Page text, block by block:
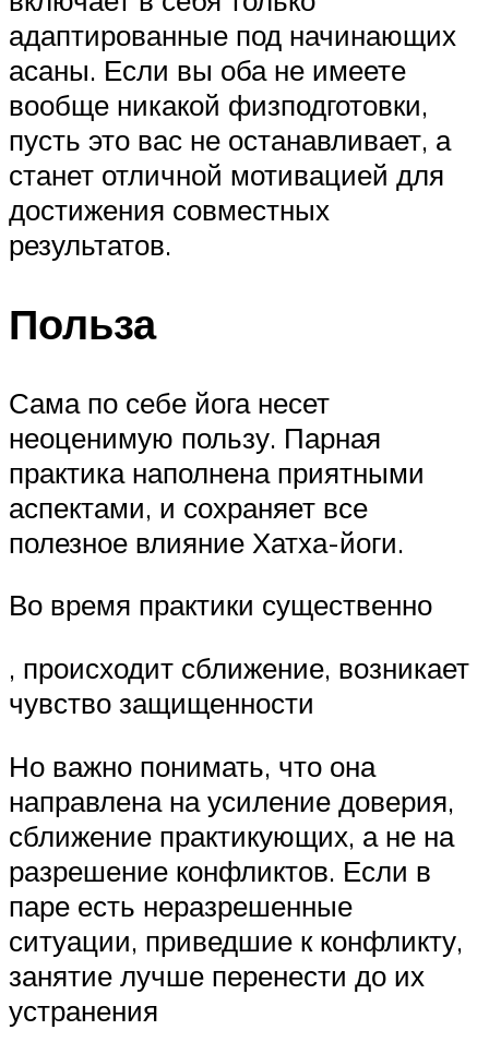
адаптированные под начинающих
асаны. Если вы оба не имеете
вообще никакой физподготовки,
пусть это вас не останавливает, а
станет отличной мотивацией для
достижения совместных
результатов.
Польза
Сама по себе йога несет
неоценимую пользу. Парная
практика наполнена приятными
аспектами, и сохраняет все
полезное влияние Хатха-йоги.
Во время практики существенно
, происходит сближение, возникает
чувство защищенности
Но важно понимать, что она
направлена на усиление доверия,
сближение практикующих, а не на
разрешение конфликтов. Если в
паре есть неразрешенные
ситуации, приведшие к конфликту,
занятие лучше перенести до их
устранения